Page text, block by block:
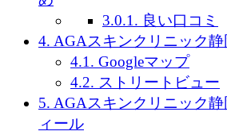
3.0.1. 良い口コミ
4. AGAスキンクリニック
4.1. Googleマップ
4.2. ストリートビュー
5. AGAスキンクリニック
ィール